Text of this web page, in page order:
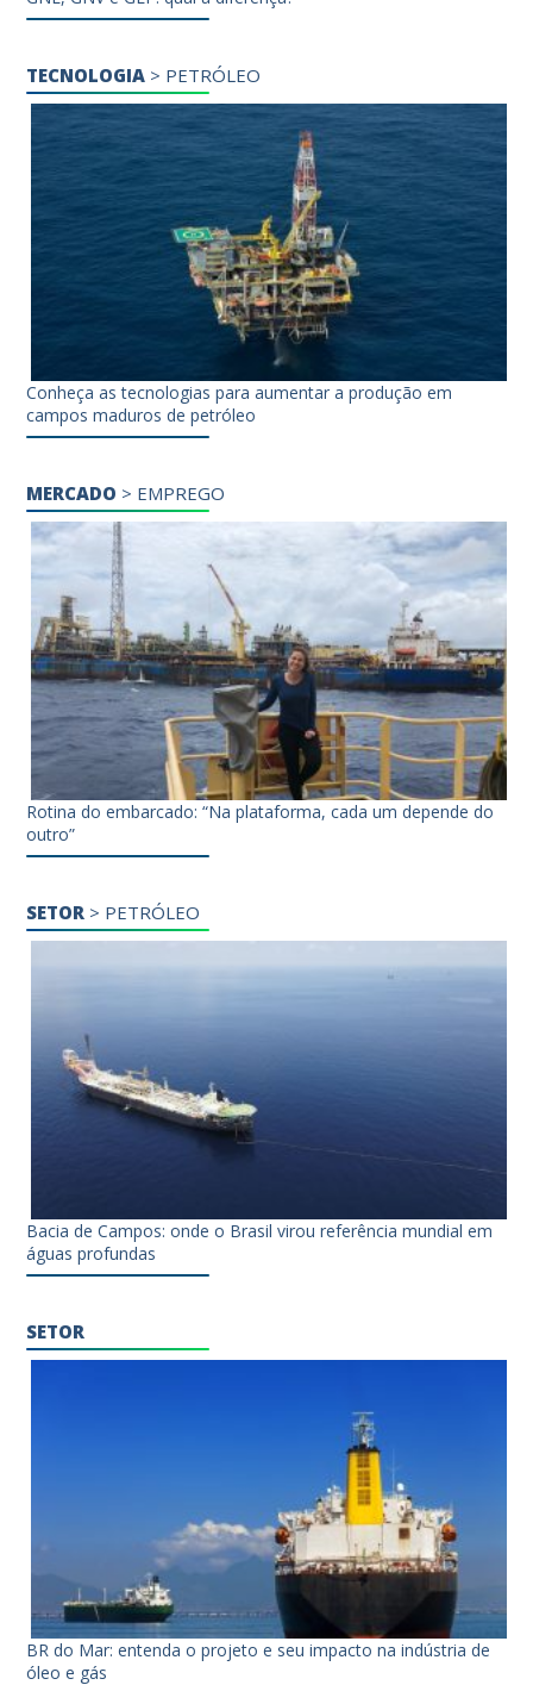
TECNOLOGIA > PETRÓLEO
Conheça as tecnologias para aumentar a produção em
campos maduros de petróleo
MERCADO > EMPREGO
Rotina do embarcado: “Na plataforma, cada um depende do
outro”
SETOR > PETRÓLEO
Bacia de Campos: onde o Brasil virou referência mundial em
águas profundas
SETOR
BR do Mar: entenda o projeto e seu impacto na indústria de
óleo e gás